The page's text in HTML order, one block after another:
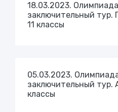
18.03.2023.
заключительный тур.
11 классы
05.03.2023.
заключительный тур.
классы